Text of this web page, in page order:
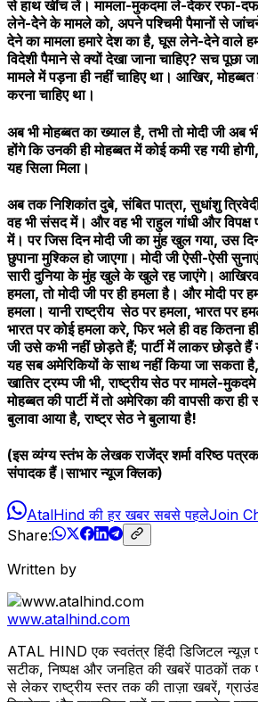
से हाथ खींच लें। मामला-मुकदमा ले-देकर रफा-
लेने-देेने के मामले को, अपने पश्चिमी पैमानों से
देने का मामला हमारे देश का है, घूस लेने-देने वाले
विदेशी पैमाने से क्यों देखा जाना चाहिए? सच पूछा
मामले में पड़ना ही नहीं चाहिए था। आखिर,
करना चाहिए था।
अब भी मोहब्बत का ख्याल है, तभी तो मोदी जी
होंगे कि उनकी ही मोहब्बत में कोई कमी रह गयी
यह सिला मिला।
अब तक निशिकांत दुबे, संबित पात्रा, सुधांशु
वह भी संसद में। और वह भी राहुल गांधी और
में। पर जिस दिन मोदी जी का मुंह खुल गया, उस
छुपाना मुश्किल हो जाएगा। मोदी जी ऐसी-ऐसी
सारी दुनिया के मुंह खुले के खुले रह जाएंगे।
हमला, तो मोदी जी पर ही हमला है। और मोदी पर
हमला। यानी राष्ट्रीय सेठ पर हमला, भारत पर
भारत पर कोई हमला करे, फिर भले ही वह कितना ही
जी उसे कभी नहीं छोड़ते हैं; पार्टी में लाकर छोड़ते हैं
यह सब अमेरिकियों के साथ नहीं किया जा सकता है,
खातिर ट्रम्प जी भी, राष्ट्रीय सेठ पर मामले-
मोहब्बत की पार्टी में तो अमेरिका की वापसी
बुलावा आया है, राष्ट्र सेठ ने बुलाया है!
(इस व्यंग्य स्तंभ के लेखक राजेंद्र शर्मा वरिष्ठ
संपादक हैं।साभार न्यूज क्लिक)
AtalHind की हर खबर सबसे पहलेJoin
Share:
Written by
www.atalhind.com
ATAL HIND एक स्वतंत्र हिंदी डिजिटल न्यूज़
सटीक, निष्पक्ष और जनहित की खबरें पाठकों तक
से लेकर राष्ट्रीय स्तर तक की ताज़ा खबरें, ग्राउंड रिपोर्ट,